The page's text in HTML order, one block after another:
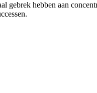
hebben aan